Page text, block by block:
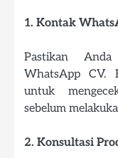
1. Kontak
Pastikan
WhatsApp CV.
untuk
sebelum
2. Konsultasi